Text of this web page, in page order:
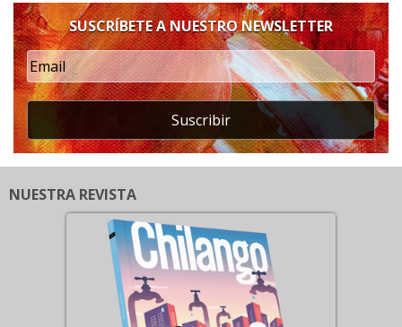
SUSCRÍBETE A NUESTRO NEWSLETTER
Suscribir
NUESTRA REVISTA